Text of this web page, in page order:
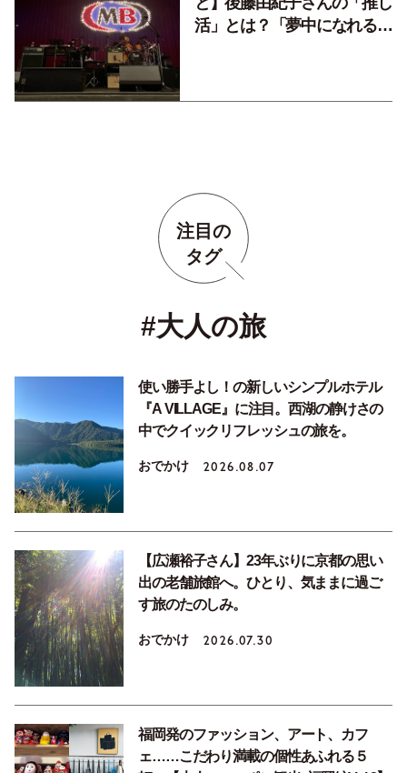
活」とは？「夢中になれるも
注目の
タグ
#大人の旅
使い勝手よし！の新しいシンプルホテル
『A VILLAGE』に注目。西湖の静けさの
中でクイックリフレッシュの旅を。
おでかけ 2026.08.07
【広瀬裕子さん】23年ぶりに京都の思い
出の老舗旅館へ。ひとり、気ままに過ご
す旅のたのしみ。
おでかけ 2026.07.30
福岡発のファッション、アート、カフ
ェ……こだわり満載の個性あふれる５